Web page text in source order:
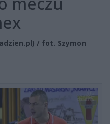
) / fot. Szymon